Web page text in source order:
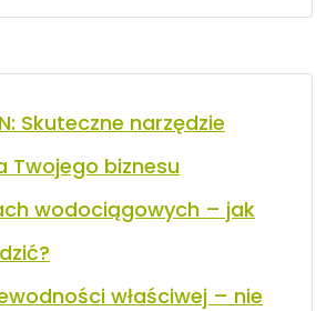
Skuteczne narzędzie
Twojego biznesu
wodociągowych – jak
właściwej – nie